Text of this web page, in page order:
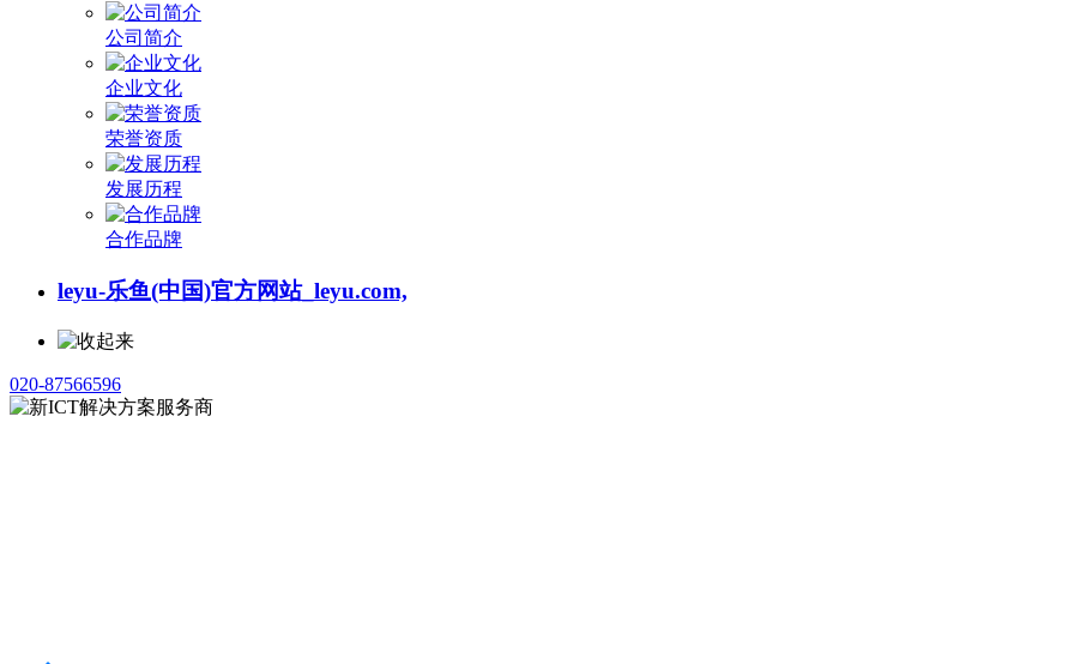
公司简介
企业文化
荣誉资质
发展历程
合作品牌
leyu-乐鱼(中国)官方网站_leyu.com,
020-87566596